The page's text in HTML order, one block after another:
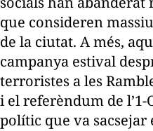
que consideren
de la ciutat. A més,
campanya estival
terroristes a les
i el referèndum de
polític que va